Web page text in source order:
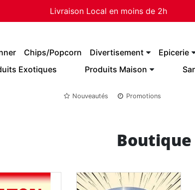
Livraison Local en moins de 2h
Chips/Popcorn Divertisement Epicerie
Exotiques Produits Maison
Nouveautés Promotions